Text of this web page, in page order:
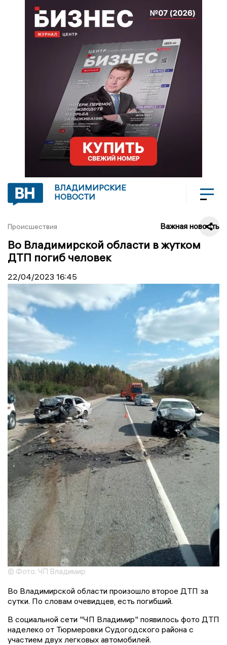
ВЛАДИМИРСКИЕ
НОВОСТИ
Происшествия Важная новость
Во Владимирской области в жутком
ДТП погиб человек
22/04/2023 16:45
© Фото: ЧП Владимир
Во Владимирской области произошло второе ДТП за
сутки. По словам очевидцев, есть погибший.
В социальной сети "ЧП Владимир" появилось фото ДТП
наделеко от Тюрмеровки Судогодского района с
участием двух легковых автомобилей.